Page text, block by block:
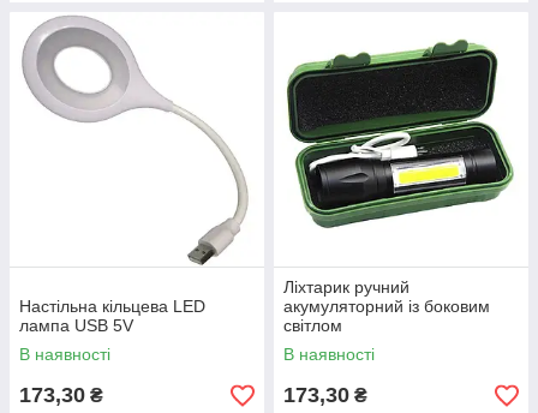
Настільна кільцева LED
лампа USB 5V
В наявності
173,30 ₴
Ліхтарик ручний
акумуляторний із боковим
світлом
В наявності
173,30 ₴